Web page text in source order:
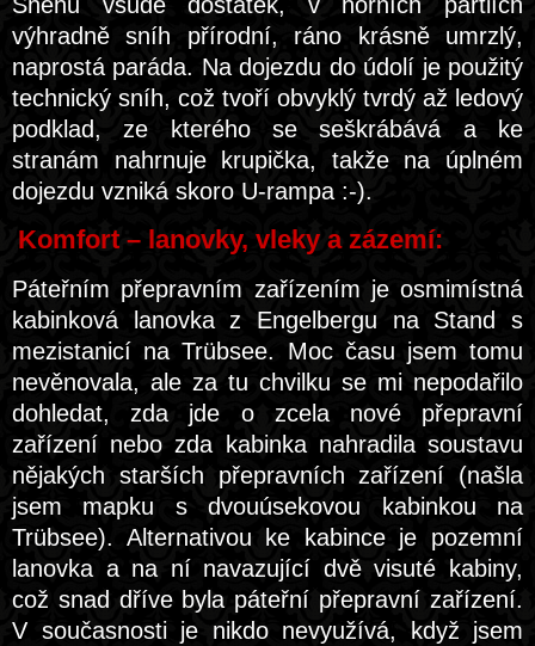
výhradně sníh přírodní, ráno krásně umrzlý,
naprostá paráda. Na dojezdu do údolí je použitý
technický sníh, což tvoří obvyklý tvrdý až ledový
podklad, ze kterého se seškrábává a ke
stranám nahrnuje krupička, takže na úplném
dojezdu vzniká skoro U-rampa :-).
Komfort – lanovky, vleky a zázemí:
Páteřním přepravním zařízením je osmimístná
kabinková lanovka z Engelbergu na Stand s
mezistanicí na Trübsee. Moc času jsem tomu
nevěnovala, ale za tu chvilku se mi nepodařilo
dohledat, zda jde o zcela nové přepravní
zařízení nebo zda kabinka nahradila soustavu
nějakých starších přepravních zařízení (našla
jsem mapku s dvouúsekovou kabinkou na
Trübsee). Alternativou ke kabince je pozemní
lanovka a na ní navazující dvě visuté kabiny,
což snad dříve byla páteřní přepravní zařízení.
V současnosti je nikdo nevyužívá, když jsem